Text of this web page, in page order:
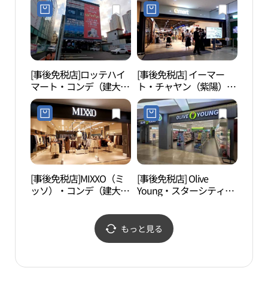
역점)
[事後免税店]ロッテハイ
マート・コンデ（建大）
入口店(롯데하이마트 건
대입구점)
[事後免税店] イーマー
ト・チャヤン（紫陽）店
(이마트 자양점)
[事後免税店]MIXXO（ミ
ッソ）・コンデ（建大）
[事後免税店] Olive
Young・スターシティ店
もっと見る